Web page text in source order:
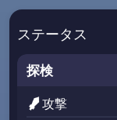
ステータス
探検
攻撃